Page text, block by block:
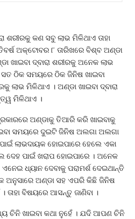
ଶରୀରକୁ କଣ ସବୁ ଲାଭ ମିଳିଥାଏ ତାହା
ଅକ୍ଟୋବର ୮ ତାରିଖରେ ବିଶ୍ବ ଅଣ୍ଡା
ଖାଇବା ଦ୍ବାରା ଶରୀରକୁ ଅନେକ ଲାଭ
ଠିକ ସମୟରେ ଠିକ ଜିନିଷ ଖାଇବା
ଲାଭ ମିଳିଥାଏ । ଅଣ୍ଡା ଖାଇବା ଦ୍ବାରା
ମିଳିଥାଏ ।
ଅଣ୍ଡାକୁ ତିଆରି କରି ଖାଇବାକୁ
ସମୟରେ ଦୁଇଟି ଜିନିଷ ଅଲଗା ଅଲଗା
ଲାଭଦାୟକ ହୋଇପାରେ ହେଲେ ଏକା
ଦେହ ପାଇଁ ଖରାପ ହୋଇପାରେ । ଅନେକ
ଧ୍ୟାନ ଦେବାକୁ ପରାମର୍ଶ ଦେଇଥାନ୍ତି
ଅନୁସାରେ ଅଣ୍ଡା ସହ ଏପରି କିଛି ଜିନିଷ
ତାହା ବିଷୟରେ ଆସନ୍ତୁ ଜାଣିବା ।
ଚିନି ଖାଇବା କଥା ନୁହେଁ । ଯଦି ଆପଣ ଚିନି